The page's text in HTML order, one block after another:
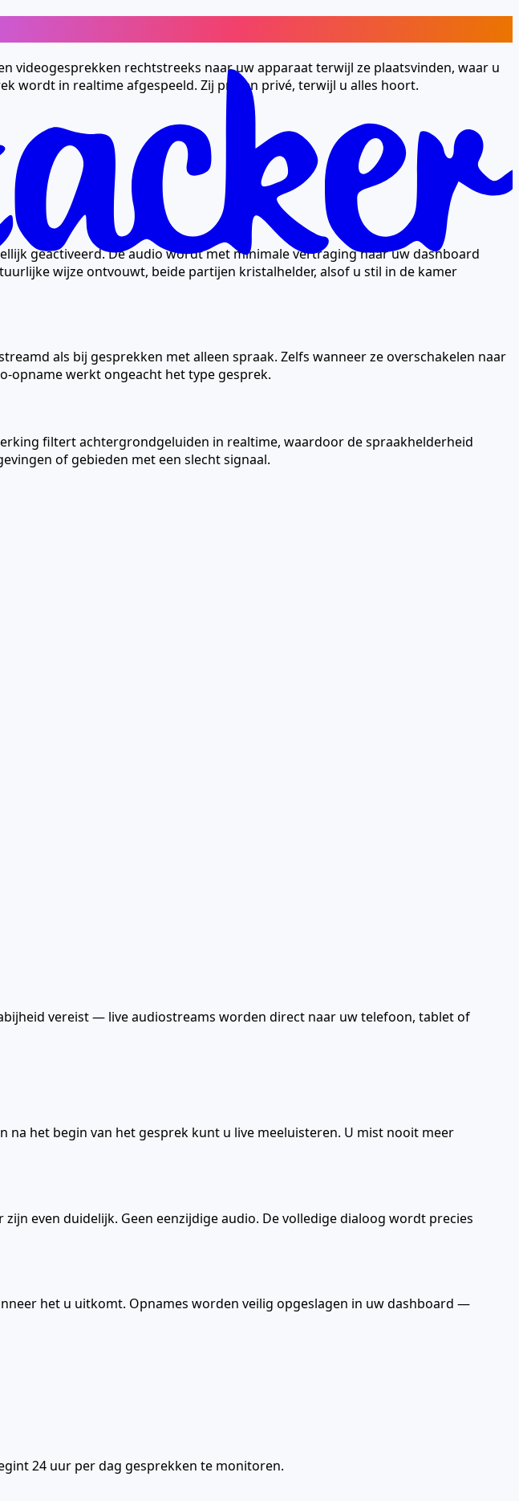
videogesprekken rechtstreeks naar uw apparaat terwijl ze plaatsvinden, waar u
wordt in realtime afgespeeld. Zij praten privé, terwijl u alles hoort.
geactiveerd. De audio wordt met minimale vertraging naar uw dashboard
wijze ontvouwt, beide partijen kristalhelder, alsof u stil in de kamer
als bij gesprekken met alleen spraak. Zelfs wanneer ze overschakelen naar
opname werkt ongeacht het type gesprek.
filtert achtergrondgeluiden in realtime, waardoor de spraakhelderheid
of gebieden met een slecht signaal.
vereist — live audiostreams worden direct naar uw telefoon, tablet of
het begin van het gesprek kunt u live meeluisteren. U mist nooit meer
even duidelijk. Geen eenzijdige audio. De volledige dialoog wordt precies
het u uitkomt. Opnames worden veilig opgeslagen in uw dashboard —
24 uur per dag gesprekken te monitoren.